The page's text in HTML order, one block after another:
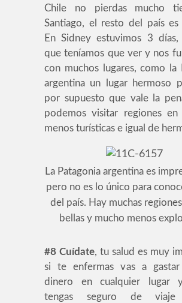
Chile no pierdas mucho
Santiago, el resto del país es
En Sidney estuvimos 3
que teníamos que ver y nos
con muchos lugares, como la
argentina un lugar hermoso
por supuesto que vale la
podemos visitar regiones en
menos turísticas e igual de
La Patagonia argentina es
pero no es lo único para
del país. Hay muchas
bellas y mucho menos
#8 Cuídate, tu salud es muy
si te enfermas vas a gastar
dinero en cualquier lugar
tengas seguro de